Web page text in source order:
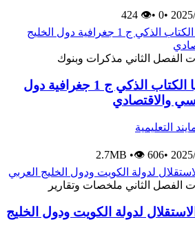
•
0
•
👁 424
الفصل الثاني مذكرات وبنوك
مذكرة مراجعة سبيديا الكتاب الذكي ج 1 جغرافية دول
والاقتصادي
التعليمية
•
2.7MB •👁 606
الفصل الثاني ملخصات وتقارير
لدولة الكويت ودول الخليج